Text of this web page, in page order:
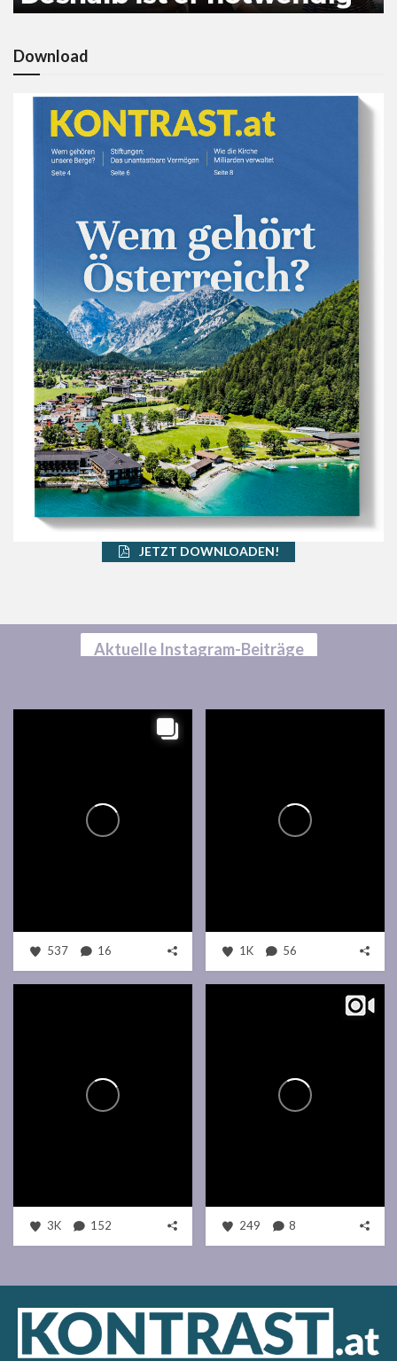
Download
JETZT DOWNLOADEN!
Aktuelle Instagram-Beiträge
537 16 1K 56
3K 152 249 8